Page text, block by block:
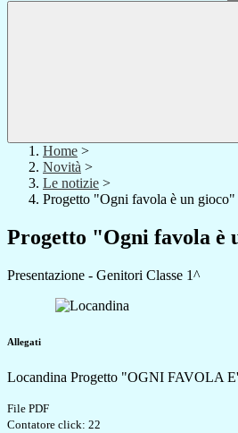
Home >
Novità >
Le notizie >
Progetto "Ogni favola è un gioco"
Progetto "Ogni favola è
Presentazione - Genitori Classe 1^
Allegati
Locandina Progetto "OGNI FAVOLA
File PDF
Contatore click: 22